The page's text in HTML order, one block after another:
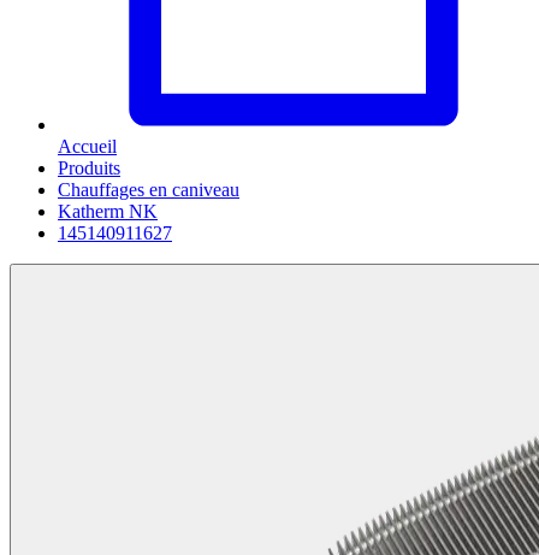
Accueil
Produits
Chauffages en caniveau
Katherm NK
145140911627